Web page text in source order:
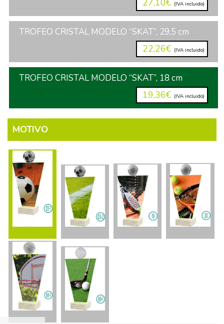
27,10€ (IVA incluido)
TROFEO CRISTAL MODELO “SKAT”, 29,5 cm
22,26€ (IVA incluido)
TROFEO CRISTAL MODELO “SKAT”, 18 cm
19,36€ (IVA incluido)
MOTIVO